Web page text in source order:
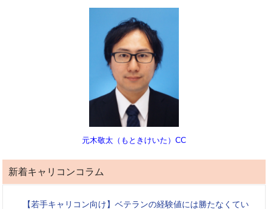
元木敬太（もときけいた）CC
新着キャリコンコラム
【若手キャリコン向け】ベテランの経験値には勝たなくてい